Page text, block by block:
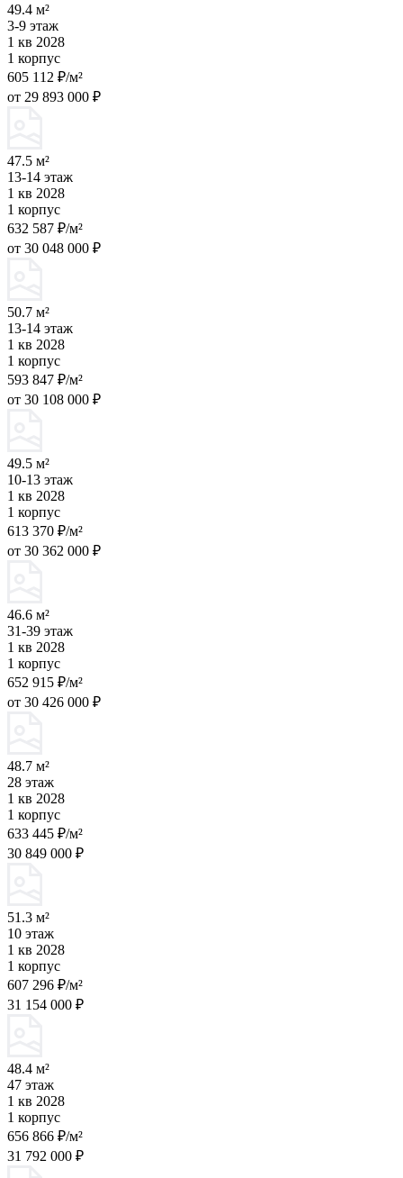
49.4 м²
3-9 этаж
1 кв 2028
1 корпус
605 112 ₽/м²
от 29 893 000 ₽
47.5 м²
13-14 этаж
1 кв 2028
1 корпус
632 587 ₽/м²
от 30 048 000 ₽
50.7 м²
13-14 этаж
1 кв 2028
1 корпус
593 847 ₽/м²
от 30 108 000 ₽
49.5 м²
10-13 этаж
1 кв 2028
1 корпус
613 370 ₽/м²
от 30 362 000 ₽
46.6 м²
31-39 этаж
1 кв 2028
1 корпус
652 915 ₽/м²
от 30 426 000 ₽
48.7 м²
28 этаж
1 кв 2028
1 корпус
633 445 ₽/м²
30 849 000 ₽
51.3 м²
10 этаж
1 кв 2028
1 корпус
607 296 ₽/м²
31 154 000 ₽
48.4 м²
47 этаж
1 кв 2028
1 корпус
656 866 ₽/м²
31 792 000 ₽